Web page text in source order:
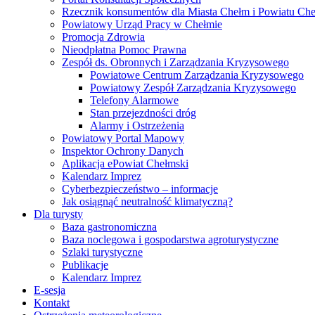
Rzecznik konsumentów dla Miasta Chełm i Powiatu
Powiatowy Urząd Pracy w Chełmie
Promocja Zdrowia
Nieodpłatna Pomoc Prawna
Zespół ds. Obronnych i Zarządzania Kryzysowego
Powiatowe Centrum Zarządzania Kryzysowego
Powiatowy Zespół Zarządzania Kryzysowego
Telefony Alarmowe
Stan przejezdności dróg
Alarmy i Ostrzeżenia
Powiatowy Portal Mapowy
Inspektor Ochrony Danych
Aplikacja ePowiat Chełmski
Kalendarz Imprez
Cyberbezpieczeństwo – informacje
Jak osiągnąć neutralność klimatyczną?
Dla turysty
Baza gastronomiczna
Baza noclegowa i gospodarstwa agroturystyczne
Szlaki turystyczne
Publikacje
Kalendarz Imprez
E-sesja
Kontakt